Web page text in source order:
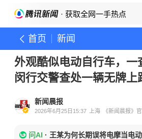
· 获取全网一手热点
首页 新闻
外观酷似电动自行车，一
闵行交警查处一辆无牌上
新闻晨报
2026年6月25日15:37 上海 《新闻晨报》
问AI · 王某为何长期误将电摩当电动